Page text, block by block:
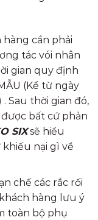
hàng cần phải
tác vói nhân
gian quy định
(Kể từ ngày
Sau thời gian đó,
bất cứ phản
SIXsẽ hiểu
nại gì về
chế các rắc rối
hàng lưu ý
toàn bộ phụ